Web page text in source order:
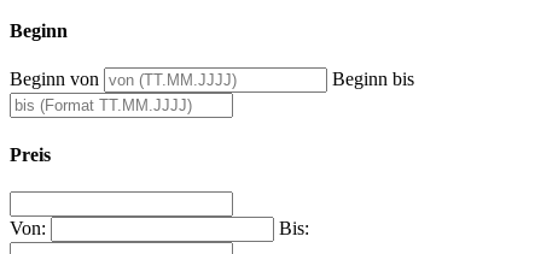
Beginn
Beginn von Beginn bis
Preis
Von: Bis: